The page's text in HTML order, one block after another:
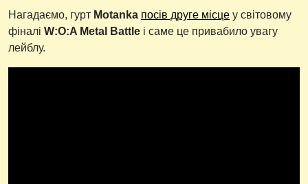
Нагадаємо, гурт Motanka посів друге місце у світовому
фіналі W:O:A Metal Battle і саме це привабило увагу
лейблу.